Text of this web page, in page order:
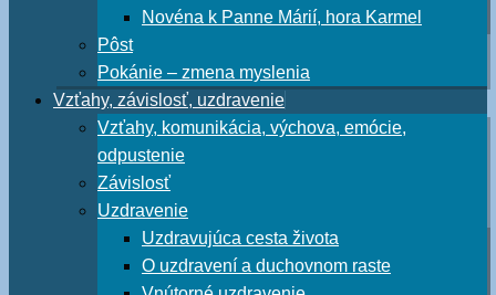
Novéna k Panne Márií, hora Karmel
Pôst
Pokánie – zmena myslenia
Vzťahy, závislosť, uzdravenie
Vzťahy, komunikácia, výchova, emócie,
odpustenie
Závislosť
Uzdravenie
Uzdravujúca cesta života
O uzdravení a duchovnom raste